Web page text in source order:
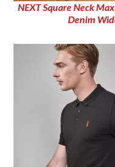
NEXT Square Neck
Denim